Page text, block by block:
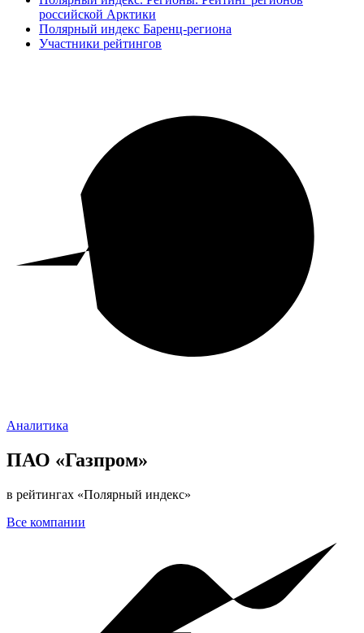
российской Арктики
Полярный индекс Баренц-региона
Участники рейтингов
Аналитика
ПАО «Газпром»
в рейтингах «Полярный индекс»
Все компании